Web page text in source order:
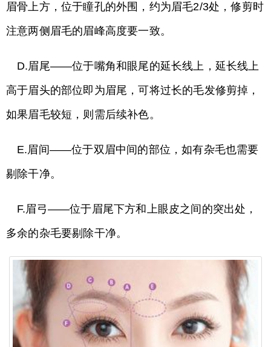
眉骨上方，位于瞳孔的外围，约为眉毛2/3处，修剪时
注意两侧眉毛的眉峰高度要一致。
D.眉尾——位于嘴角和眼尾的延长线上，延长线上
高于眉头的部位即为眉尾，可将过长的毛发修剪掉，
如果眉毛较短，则需后续补色。
E.眉间——位于双眉中间的部位，如有杂毛也需要
剔除干净。
F.眉弓——位于眉尾下方和上眼皮之间的突出处，
多余的杂毛要剔除干净。